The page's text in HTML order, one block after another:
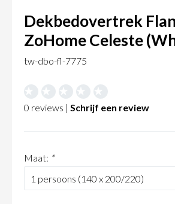
Dekbedovertrek
ZoHome Celeste
tw-dbo-fl-7775
0 reviews | Schrijf een review
Maat: *